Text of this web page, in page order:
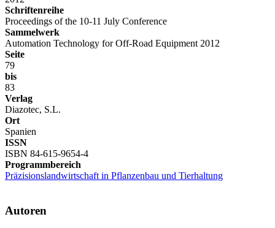
Schriftenreihe
Proceedings of the 10-11 July Conference
Sammelwerk
Automation Technology for Off-Road Equipment 2012
Seite
79
bis
83
Verlag
Diazotec, S.L.
Ort
Spanien
ISSN
ISBN 84-615-9654-4
Programmbereich
Präzisionslandwirtschaft in Pflanzenbau und Tierhaltung
Autoren